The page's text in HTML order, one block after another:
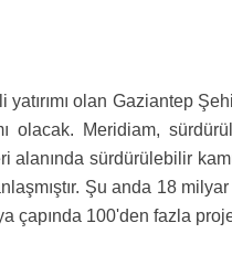
olan Gaziantep
olacak. Meridiam,
sürdürülebilir
Şu anda 18 milyar
çapında 100'den fazla